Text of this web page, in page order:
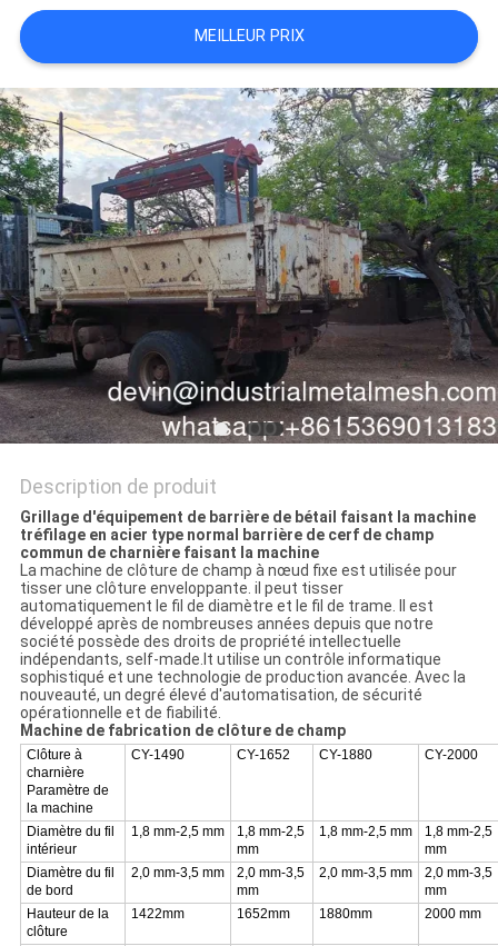
PRIVACY
POLICY
MEILLEUR PRIX
Description de produit
Grillage d'équipement de barrière de bétail faisant la machine
tréfilage en acier type normal barrière de cerf de champ
commun de charnière faisant la machine
La machine de clôture de champ à nœud fixe est utilisée pour
tisser une clôture enveloppante. il peut tisser
automatiquement le fil de diamètre et le fil de trame. Il est
développé après de nombreuses années depuis que notre
société possède des droits de propriété intellectuelle
indépendants, self-made.lt utilise un contrôle informatique
sophistiqué et une technologie de production avancée. Avec la
nouveauté, un degré élevé d'automatisation, de sécurité
opérationnelle et de fiabilité.
Machine de fabrication de clôture de champ
Clôture à
charnière
Paramètre de
la machine
CY-1490 CY-1652 CY-1880 CY-2000
Diamètre du fil
intérieur
1,8 mm-2,5 mm
1,8 mm-2,5
mm
1,8 mm-2,5 mm
1,8 mm-2,5
mm
Diamètre du fil
de bord
2,0 mm-3,5 mm
2,0 mm-3,5
mm
2,0 mm-3,5 mm
2,0 mm-3,5
mm
Hauteur de la
clôture
1422mm 1652mm 1880mm 2000 mm